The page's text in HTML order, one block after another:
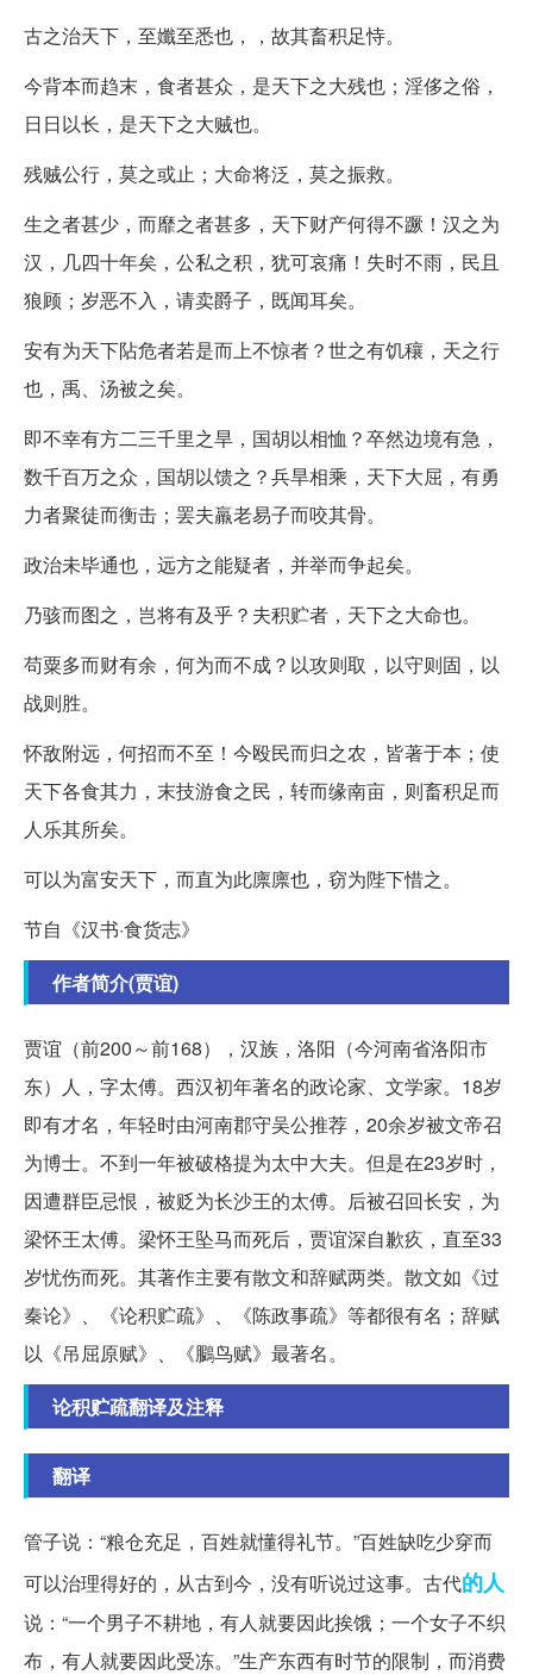
古之治天下，至孅至悉也，，故其畜积足恃。
今背本而趋末，食者甚众，是天下之大残也；淫侈之俗，
日日以长，是天下之大贼也。
残贼公行，莫之或止；大命将泛，莫之振救。
生之者甚少，而靡之者甚多，天下财产何得不蹶！汉之为
汉，几四十年矣，公私之积，犹可哀痛！失时不雨，民且
狼顾；岁恶不入，请卖爵子，既闻耳矣。
安有为天下阽危者若是而上不惊者？世之有饥穰，天之行
也，禹、汤被之矣。
即不幸有方二三千里之旱，国胡以相恤？卒然边境有急，
数千百万之众，国胡以馈之？兵旱相乘，天下大屈，有勇
力者聚徒而衡击；罢夫羸老易子而咬其骨。
政治未毕通也，远方之能疑者，并举而争起矣。
乃骇而图之，岂将有及乎？夫积贮者，天下之大命也。
苟粟多而财有余，何为而不成？以攻则取，以守则固，以
战则胜。
怀敌附远，何招而不至！今殴民而归之农，皆著于本；使
天下各食其力，末技游食之民，转而缘南亩，则畜积足而
人乐其所矣。
可以为富安天下，而直为此廪廪也，窃为陛下惜之。
节自《汉书·食货志》
作者简介(贾谊)
贾谊（前200～前168），汉族，洛阳（今河南省洛阳市
东）人，字太傅。西汉初年著名的政论家、文学家。18岁
即有才名，年轻时由河南郡守吴公推荐，20余岁被文帝召
为博士。不到一年被破格提为太中大夫。但是在23岁时，
因遭群臣忌恨，被贬为长沙王的太傅。后被召回长安，为
梁怀王太傅。梁怀王坠马而死后，贾谊深自歉疚，直至33
岁忧伤而死。其著作主要有散文和辞赋两类。散文如《过
秦论》、《论积贮疏》、《陈政事疏》等都很有名；辞赋
以《吊屈原赋》、《鵩鸟赋》最著名。
论积贮疏翻译及注释
翻译
管子说：“粮仓充足，百姓就懂得礼节。”百姓缺吃少穿而
可以治理得好的，从古到今，没有听说过这事。古代的人
说：“一个男子不耕地，有人就要因此挨饿；一个女子不织
布，有人就要因此受冻。”生产东西有时节的限制，而消费